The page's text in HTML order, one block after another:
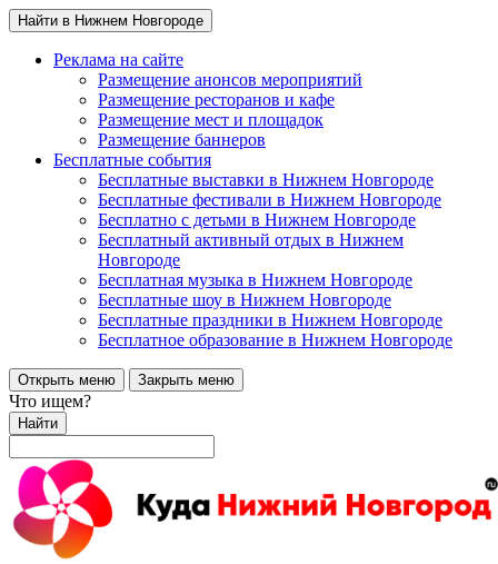
Найти в Нижнем Новгороде
Реклама на сайте
Размещение анонсов мероприятий
Размещение ресторанов и кафе
Размещение мест и площадок
Размещение баннеров
Бесплатные события
Бесплатные выставки в Нижнем Новгороде
Бесплатные фестивали в Нижнем Новгороде
Бесплатно с детьми в Нижнем Новгороде
Бесплатный активный отдых в Нижнем
Новгороде
Бесплатная музыка в Нижнем Новгороде
Бесплатные шоу в Нижнем Новгороде
Бесплатные праздники в Нижнем Новгороде
Бесплатное образование в Нижнем Новгороде
Открыть меню Закрыть меню
Что ищем?
Найти